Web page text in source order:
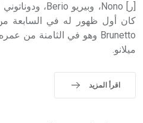
كان أول ظهور له في السابعة
ميلانو.
اقرأ المزيد